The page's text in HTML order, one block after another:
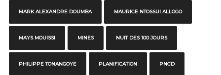
MARK ALEXANDRE DOUMBA MAURICE NTOSSUI ALLOGO
MAYS MOUISSI MINES NUIT DES 100 JOURS
PHILIPPE TONANGOYE PLANIFICATION PNCD